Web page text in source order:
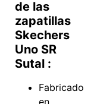
de las
zapatillas
Skechers
Uno SR
Sutal :
Fabricado